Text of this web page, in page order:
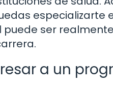
especializarte
puede ser
a un